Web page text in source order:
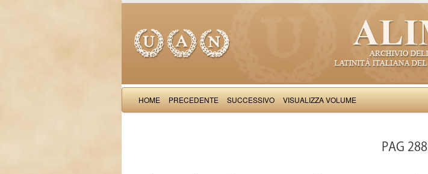
HOME PRECEDENTE SUCCESSIVO VISUALIZZA VOLUME
PAG 288